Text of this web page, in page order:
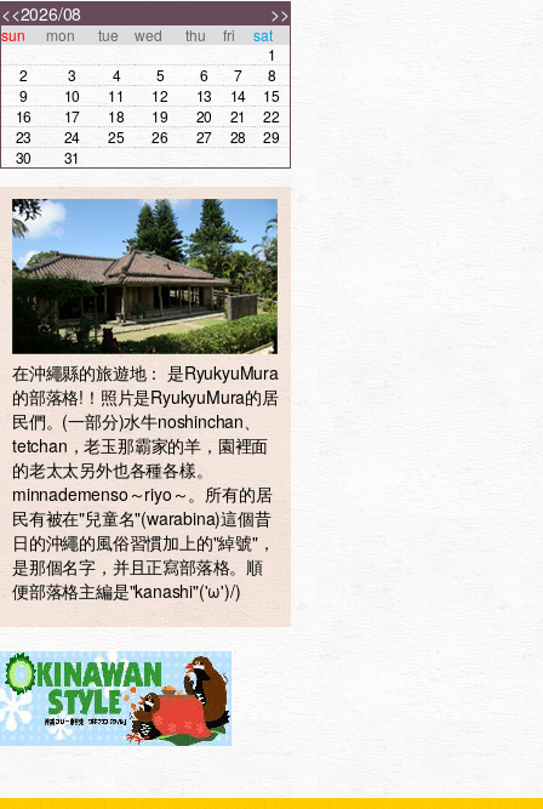
<< >>
2026/08
sun mon tue wed thu fri
sat
1
2
3 4 5 6 7
8
9
10 11 12 13 14
15
16
17 18 19 20 21
22
23
24 25 26 27 28
29
30
31
在沖繩縣的旅遊地： 是RyukyuMura
的部落格!！照片是RyukyuMura的居
民們。(一部分)水牛noshinchan、
tetchan，老玉那霸家的羊，園裡面
的老太太另外也各種各樣。
minnademenso～riyo～。所有的居
民有被在"兒童名"(warabina)這個昔
日的沖繩的風俗習慣加上的"綽號"，
是那個名字，并且正寫部落格。順
便部落格主編是"kanashi"('ω')/)